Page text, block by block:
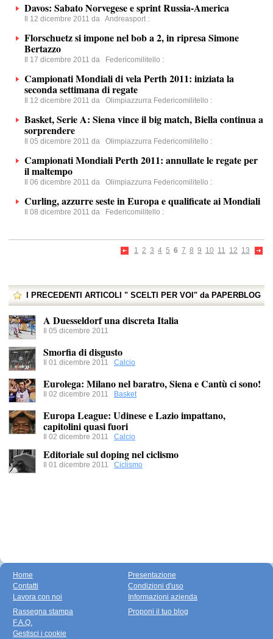
Davos: Sabato Norvegese e sprint Russia-America
Il 12 dicembre 2011 da Andreasport :
Florschuetz si impone nel bob a 2, in ripresa Simone
Bertazzo
Il 17 dicembre 2011 da Federicomilitello :
Campionati Mondiali di vela Perth 2011: iniziata la
seconda settimana di regate
Il 12 dicembre 2011 da Olimpiazzurra Federicomilitello :
Basket, Serie A: Siena vince il big match, Biella continua a
sorprendere
Il 05 dicembre 2011 da Olimpiazzurra Federicomilitello :
Campionati Mondiali Perth 2011: annullate le regate per
il maltempo
Il 06 dicembre 2011 da Olimpiazzurra Federicomilitello :
Curling, azzurre seste in Europa e qualificate ai Mondiali
Il 08 dicembre 2011 da Federicomilitello :
1 2 3 4 5 6 7 8 9 10 11 12 13
I PRECEDENTI ARTICOLI " SCELTI PER VOI" da PAPERBLOG
A Duesseldorf una discreta Italia
Il 05 dicembre 2011
Smorfia di disgusto
Il 01 dicembre 2011 Calcio
Eurolega: Milano nel baratro, Siena e Cantù ci sono!
Il 02 dicembre 2011 Basket
Europa League: Udinese e Lazio impattano,
capitolini quasi fuori
Il 02 dicembre 2011 Calcio
Editoriale sul doping nel ciclismo
Il 01 dicembre 2011 Ciclismo
Home
Contatti
Lavora con noi
Presentazione
Condizioni d'uso
Informazioni azienda
Rassegna stampa
F.A.Q.
Gestisci i cookie
Proponi il tuo blog